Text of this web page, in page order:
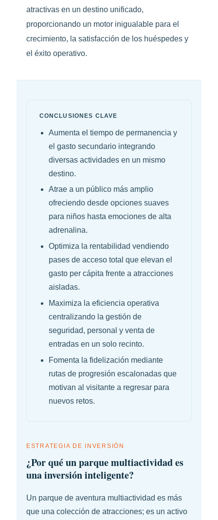
atractivas en un destino unificado,
proporcionando un motor inigualable para el
crecimiento, la satisfacción de los huéspedes y
el éxito operativo.
CONCLUSIONES CLAVE
Aumenta el tiempo de permanencia y
el gasto secundario integrando
diversas actividades en un mismo
destino.
Atrae a un público más amplio
ofreciendo desde opciones suaves
para niños hasta emociones de alta
adrenalina.
Optimiza la rentabilidad vendiendo
pases de acceso total que elevan el
gasto per cápita frente a atracciones
aisladas.
Maximiza la eficiencia operativa
centralizando la gestión de
seguridad, personal y venta de
entradas en un solo recinto.
Fomenta la fidelización mediante
rutas de progresión escalonadas que
motivan al visitante a regresar para
nuevos retos.
ESTRATEGIA DE INVERSIÓN
¿Por qué un parque multiactividad es
una inversión inteligente?
Un parque de aventura multiactividad es más
que una colección de atracciones; es un activo